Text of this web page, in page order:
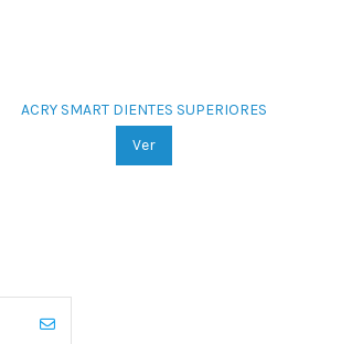
ACRY SMART DIENTES SUPERIORES
Ver